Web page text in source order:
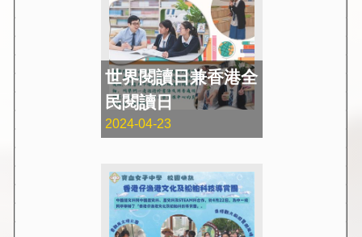
世界閱讀日兼香港全
民閱讀日
2024-04-23